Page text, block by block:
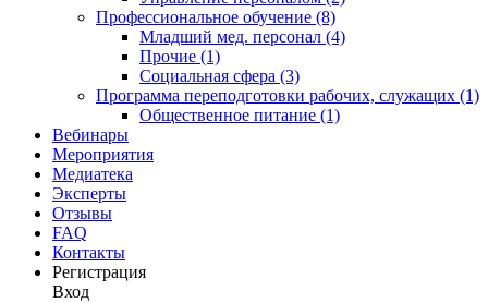
Профессиональное обучение (8)
Младший мед. персонал (4)
Прочие (1)
Социальная сфера (3)
Программа переподготовки рабочих, служащих (1)
Общественное питание (1)
Вебинары
Мероприятия
Медиатека
Эксперты
Отзывы
FAQ
Контакты
Регистрация
Вход